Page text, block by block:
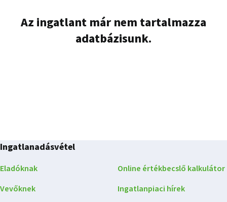
Az ingatlant már nem tartalmazza
adatbázisunk.
Ingatlanadásvétel
Eladóknak
Vevőknek
Online értékbecslő kalkulátor
Ingatlanpiaci hírek